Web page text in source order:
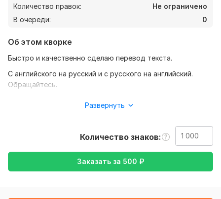
Количество правок:
Не ограничено
В очереди:
0
Об этом кворке
Быстро и качественно сделаю перевод текста.
С английского на русский и с русского на английский.
Обращайтесь.
небольшая предоплата, чтобы никто не оказался в
неудобном положении.
Тематика: Авто и мото,Красота и мода,Кулинария,
Культура и искусство,Отдых и развлечения
Развернуть
Количество знаков
Заказать за 500 ₽